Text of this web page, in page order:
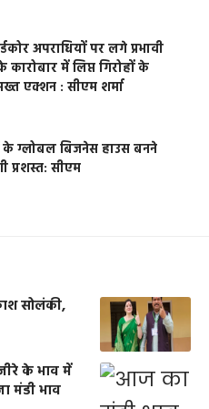
अपराधियों पर लगे प्रभावी
में लिप्त गिरोहों के
एक्शन : सीएम शर्मा
के ग्लोबल बिजनेस हाउस बनने
प्रशस्त: सीएम
सोलंकी,
के भाव में
मंडी भाव